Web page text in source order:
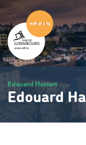
Hauptinhalt
gehen
Edouard Hastert
Edouard